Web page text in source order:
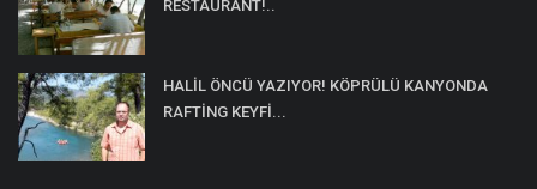
RESTAURANT!..
HALİL ÖNCÜ YAZIYOR! KÖPRÜLÜ KANYONDA
RAFTİNG KEYFİ...